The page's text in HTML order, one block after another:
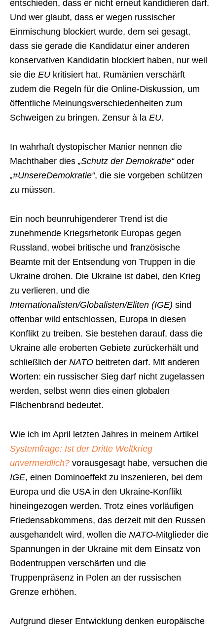
entschieden, dass er nicht erneut kandidieren darf.
Und wer glaubt, dass er wegen russischer
Einmischung blockiert wurde, dem sei gesagt,
dass sie gerade die Kandidatur einer anderen
konservativen Kandidatin blockiert haben, nur weil
sie die EU kritisiert hat. Rumänien verschärft
zudem die Regeln für die Online-Diskussion, um
öffentliche Meinungsverschiedenheiten zum
Schweigen zu bringen. Zensur à la EU.
In wahrhaft dystopischer Manier nennen die
Machthaber dies „Schutz der Demokratie“oder
„#UnsereDemokratie“, die sie vorgeben schützen
zu müssen.
Ein noch beunruhigenderer Trend ist die
zunehmende Kriegsrhetorik Europas gegen
Russland, wobei britische und französische
Beamte mit der Entsendung von Truppen in die
Ukraine drohen. Die Ukraine ist dabei, den Krieg
zu verlieren, und die
Internationalisten/Globalisten/Eliten (IGE) sind
offenbar wild entschlossen, Europa in diesen
Konflikt zu treiben. Sie bestehen darauf, dass die
Ukraine alle eroberten Gebiete zurückerhält und
schließlich der NATO beitreten darf. Mit anderen
Worten: ein russischer Sieg darf nicht zugelassen
werden, selbst wenn dies einen globalen
Flächenbrand bedeutet.
Wie ich im April letzten Jahres in meinem Artikel
Systemfrage: Ist der Dritte Weltkrieg
unvermeidlich? vorausgesagt habe, versuchen die
IGE, einen Dominoeffekt zu inszenieren, bei dem
Europa und die USA in den Ukraine-Konflikt
hineingezogen werden. Trotz eines vorläufigen
Friedensabkommens, das derzeit mit den Russen
ausgehandelt wird, wollen die NATO-Mitglieder die
Spannungen in der Ukraine mit dem Einsatz von
Bodentruppen verschärfen und die
Truppenpräsenz in Polen an der russischen
Grenze erhöhen.
Aufgrund dieser Entwicklung denken europäische